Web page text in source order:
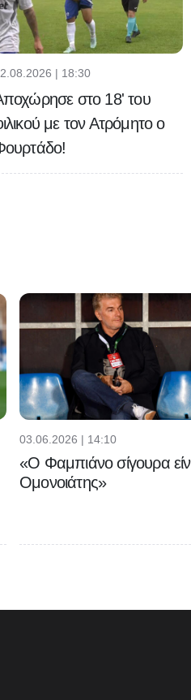
| 18:30
στο 18' του
με τον Ατρόμητο ο
03.06.2026 | 14:10
«Ο Φαμπιάνο σίγουρα
Ομονοιάτης»